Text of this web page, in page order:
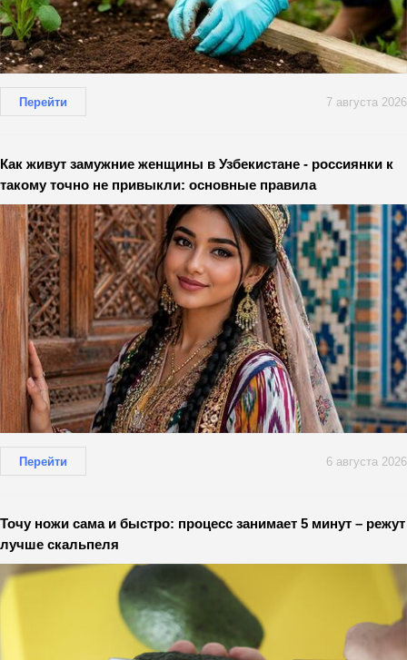
Перейти 7 августа 2026
Как живут замужние женщины в Узбекистане - россиянки к
такому точно не привыкли: основные правила
Перейти 6 августа 2026
Точу ножи сама и быстро: процесс занимает 5 минут – режут
лучше скальпеля